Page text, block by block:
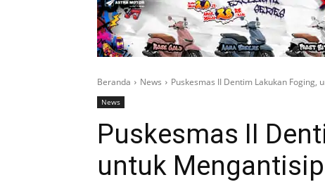
Beranda News Puskesmas II Dentim Lakukan
News
Puskesmas II
untuk